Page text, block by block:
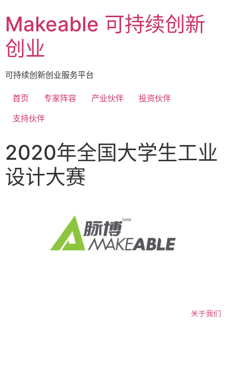
Makeable 可持续创新
创业
可持续创新创业服务平台
首页 专家阵容 产业伙伴
投资伙伴
支持伙伴
2020年全国大学生工业
设计大赛
关于我们